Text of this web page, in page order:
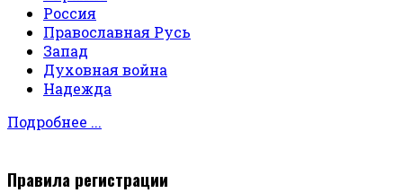
Россия
Православная Русь
Запад
Духовная война
Надежда
Подробнее ...
Правила регистрации